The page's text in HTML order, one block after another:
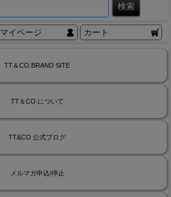
マイページ カート
TT＆CO.BRAND SITE
TT＆CO.について
TT&CO.公式ブログ
メルマガ申込/停止